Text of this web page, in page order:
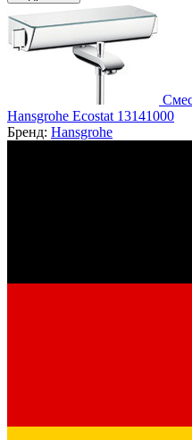
Hansgrohe Ecostat 13141000
Бренд: Hansgrohe